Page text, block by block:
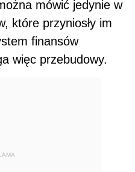
mówić jedynie w
które przyniosły im
finansów
więc przebudowy.